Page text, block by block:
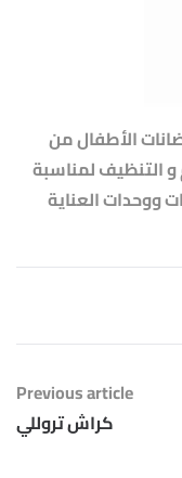
الأطفال من
التنظيف لمناسبة
العناية
Previous article
كراش تروللي